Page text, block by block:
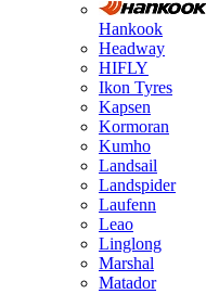
Hankook
Headway
HIFLY
Ikon Tyres
Kapsen
Kormoran
Kumho
Landsail
Landspider
Laufenn
Leao
Linglong
Marshal
Matador